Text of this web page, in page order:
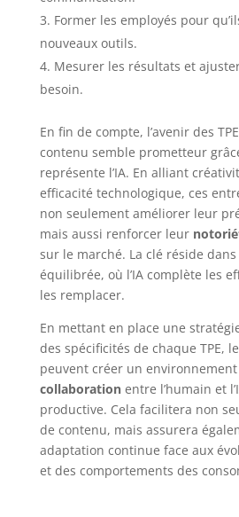
Former les employés pour
nouveaux outils.
Mesurer les résultats et
besoin.
En fin de compte, l’avenir des
contenu semble prometteur
représente l’IA. En alliant
efficacité technologique, ces
non seulement améliorer leur
mais aussi renforcer leur
sur le marché. La clé réside
équilibrée, où l’IA complète les
les remplacer.
En mettant en place une
des spécificités de chaque TPE,
peuvent créer un
collaborationentre l’humain et
productive. Cela facilitera non
de contenu, mais assurera
adaptation continue face aux
et des comportements des